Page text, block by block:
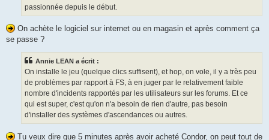
passionnée depuis le début.
On achète le logiciel sur internet ou en magasin et après comment ça
se passe ?
Annie LEAN a écrit :
On installe le jeu (quelque clics suffisent), et hop, on vole, il y a très peu
de problèmes par rapport à FS, à en juger par le relativement faible
nombre d'incidents rapportés par les utilisateurs sur les forums. Et ce
qui est super, c'est qu'on n'a besoin de rien d'autre, pas besoin
d'installer des systèmes d'ascendances ou autres.
Tu veux dire que 5 minutes après avoir acheté Condor, on peut tout de